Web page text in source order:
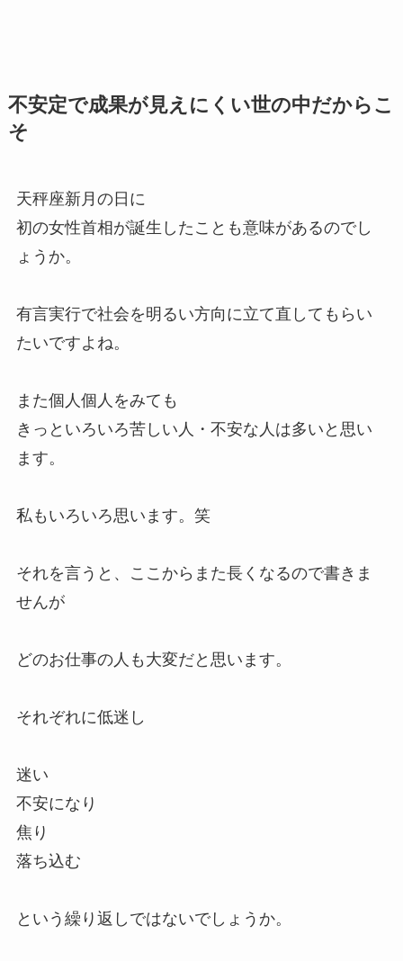
不安定で成果が見えにくい世の中だからこ
そ
天秤座新月の日に
初の女性首相が誕生したことも意味があるのでし
ょうか。
有言実行で社会を明るい方向に立て直してもらい
たいですよね。
また個人個人をみても
きっといろいろ苦しい人・不安な人は多いと思い
ます。
私もいろいろ思います。笑
それを言うと、ここからまた長くなるので書きま
せんが
どのお仕事の人も大変だと思います。
それぞれに低迷し
迷い
不安になり
焦り
落ち込む
という繰り返しではないでしょうか。